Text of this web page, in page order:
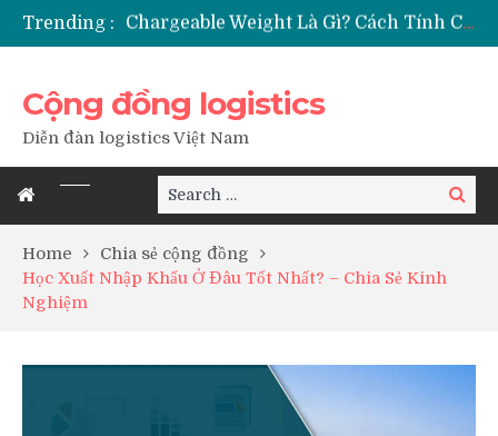
Trending :
Thủ Tục Nhập Khẩu Trái Cây Tươi – Cần Những Chứng Từ Gì?
Certificate Of Conformity – Giấy Chứng Nhận Hợp Quy Là Gì?
Cộng đồng logistics
Diễn đàn logistics Việt Nam
Search
for:
Search
Home
Chia sẻ cộng đồng
Học Xuất Nhập Khẩu Ở Đâu Tốt Nhất? – Chia Sẻ Kinh
Nghiệm